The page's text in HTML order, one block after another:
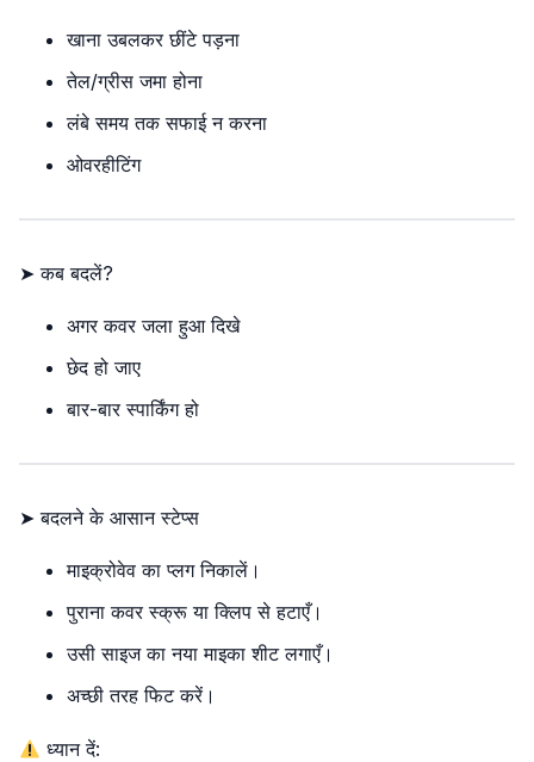
खाना उबलकर छींटे पड़ना
तेल/ग्रीस जमा होना
लंबे समय तक सफाई न करना
ओवरहीटिंग
➤ कब बदलें?
अगर कवर जला हुआ दिखे
छेद हो जाए
बार-बार स्पार्किंग हो
➤ बदलने के आसान स्टेप्स
माइक्रोवेव का प्लग निकालें।
पुराना कवर स्क्रू या क्लिप से हटाएँ।
उसी साइज का नया माइका शीट लगाएँ।
अच्छी तरह फिट करें।
ध्यान दें: